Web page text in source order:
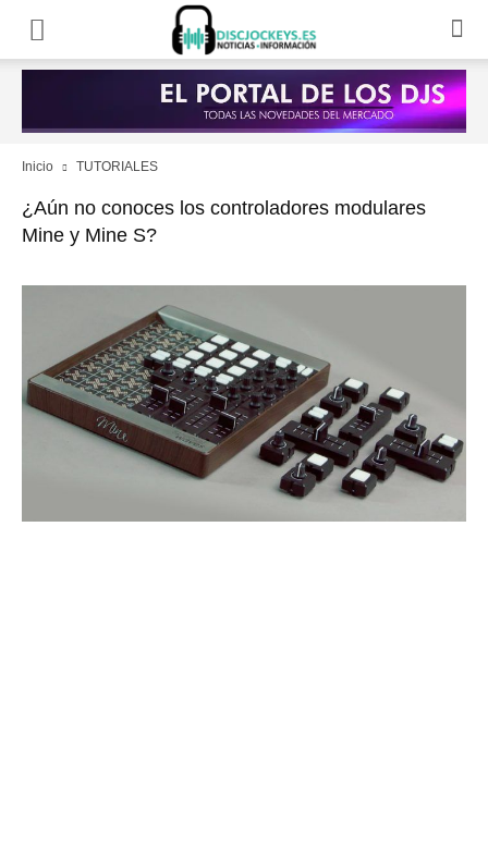
Inicio TUTORIALES
¿Aún no conoces los controladores modulares
Mine y Mine S?